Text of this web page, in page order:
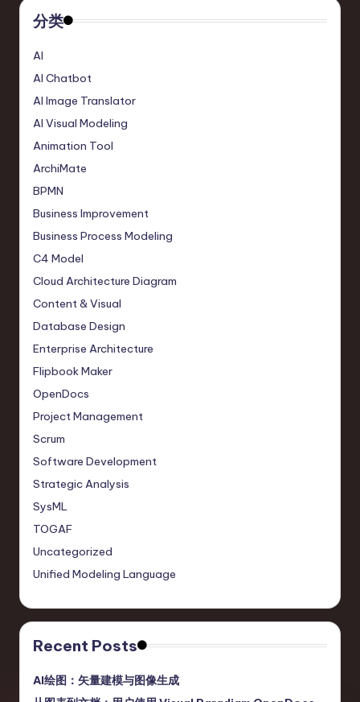
分类
AI
AI Chatbot
AI Image Translator
AI Visual Modeling
Animation Tool
ArchiMate
BPMN
Business Improvement
Business Process Modeling
C4 Model
Cloud Architecture Diagram
Content & Visual
Database Design
Enterprise Architecture
Flipbook Maker
OpenDocs
Project Management
Scrum
Software Development
Strategic Analysis
SysML
TOGAF
Uncategorized
Unified Modeling Language
Recent Posts
AI绘图：矢量建模与图像生成